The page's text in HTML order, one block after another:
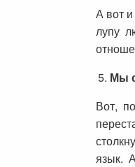
А вот
лупу
Мы
Вот,
язык.